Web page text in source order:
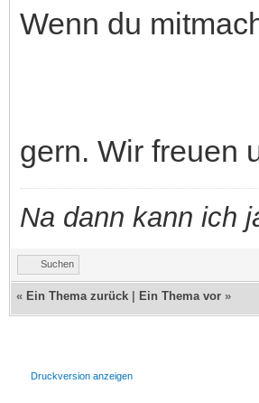
Wenn du
gern. Wir freuen
Na dann kann ich
Suchen
« Ein Thema zurück Ein Thema vor »
Druckversion anzeigen